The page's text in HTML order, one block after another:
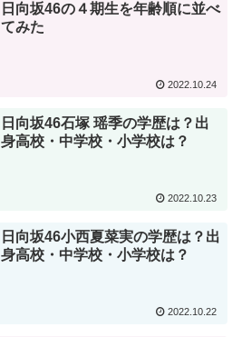
日向坂46の４期生を年齢順に並べ
てみた
2022.10.24
日向坂46石塚 瑶季の学歴は？出
身高校・中学校・小学校は？
2022.10.23
日向坂46小西夏菜実の学歴は？出
身高校・中学校・小学校は？
2022.10.22